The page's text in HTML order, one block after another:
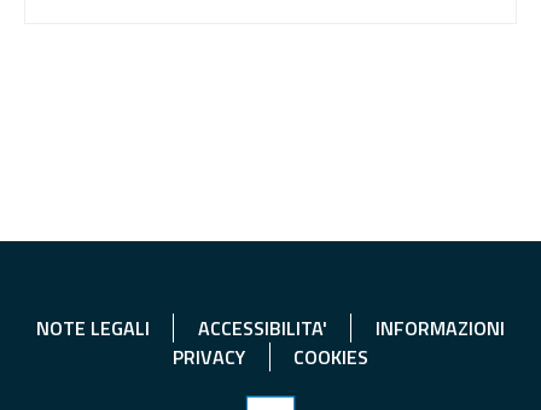
NOTE LEGALI ACCESSIBILITA'
INFORMAZIONI
PRIVACY
COOKIES